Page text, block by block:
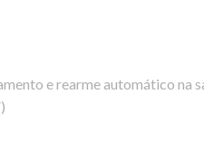
e rearme automático na